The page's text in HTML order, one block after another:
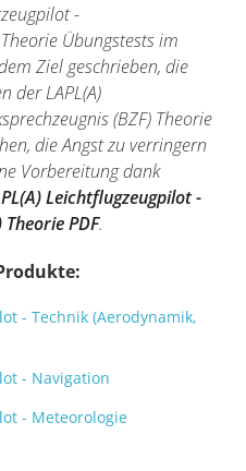
-
Übungstests im
Ziel geschrieben, die
der LAPL(A)
(BZF) Theorie
die Angst zu verringern
Vorbereitung dank
Leichtflugzeugpilot -
PDF.
- Technik (Aerodynamik,
- Navigation
- Meteorologie